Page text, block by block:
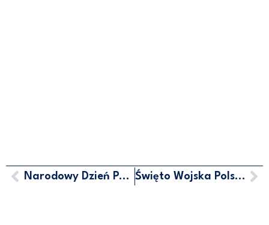
Narodowy Dzień Pamięci Ofiar Ludobójstwa Święto Wojska Polskiego